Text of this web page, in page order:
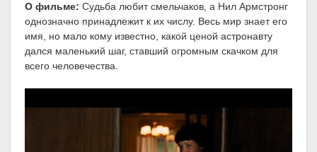
О фильме: Судьба любит смельчаков, а Нил Армстронг
однозначно принадлежит к их числу. Весь мир знает его
имя, но мало кому известно, какой ценой астронавту
дался маленький шаг, ставший огромным скачком для
всего человечества.